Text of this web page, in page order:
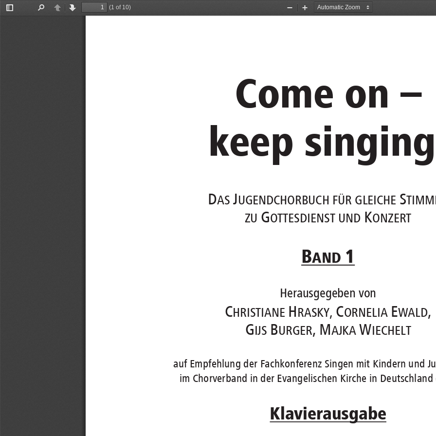
Toggle
PreviousNext
(1 of 10)
Zoom
Zoom
Come on –
keep
DAS JUGENDCHORBUCH FÜR GLEICHE S
ZU GOTTESDIENST UND KONZERT
BAND 1
Herausgegeben von
CHRISTIANE HRASKY CORNELIA EWALD,
GIJS BURGER, MAJKA WIECHELT
auf Empfehlung der Fachkonferenz Singen mit Kindern und
im Chorverband in der Evangelischen Kirche in Deutschland
Klavierausgabe